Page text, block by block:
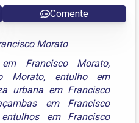
Comente
Morato
Francisco Morato,
Morato, entulho em
urbana em Francisco
em Francisco
em Francisco